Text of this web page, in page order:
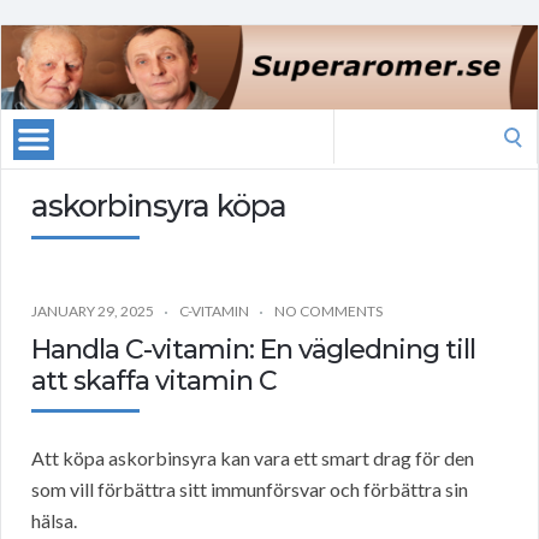
askorbinsyra köpa
JANUARY 29, 2025 C-VITAMIN NO COMMENTS
Handla C-vitamin: En vägledning till
att skaffa vitamin C
Att köpa askorbinsyra kan vara ett smart drag för den
som vill förbättra sitt immunförsvar och förbättra sin
hälsa.